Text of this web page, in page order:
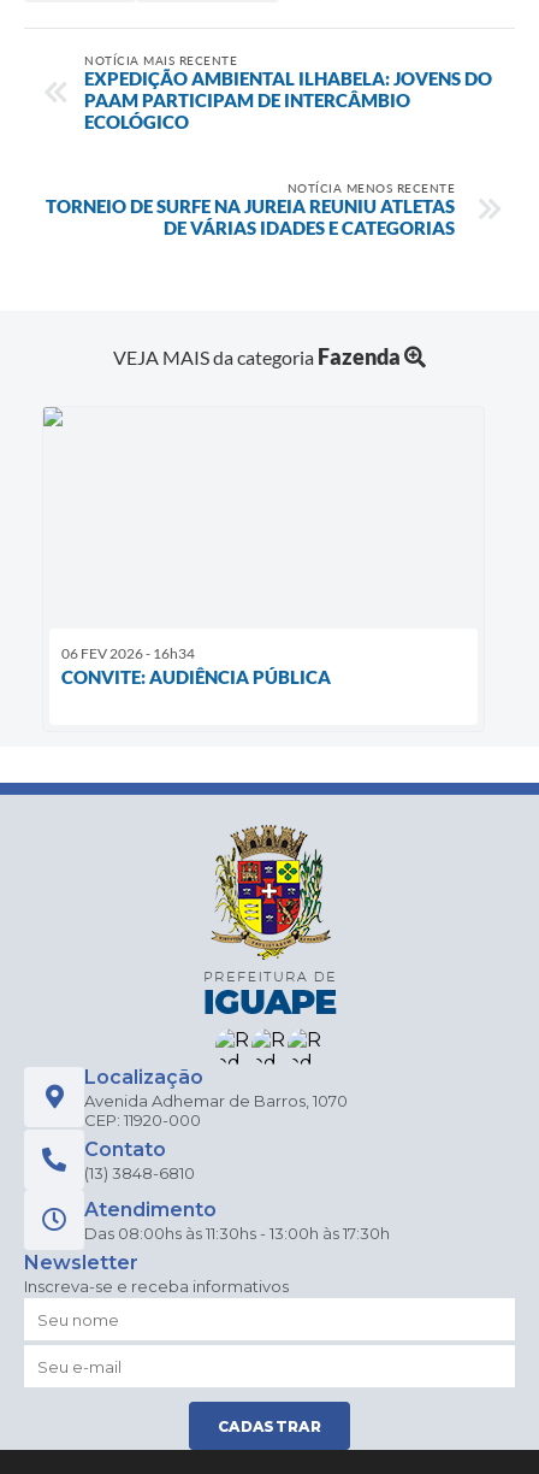
NOTÍCIA MAIS RECENTE
EXPEDIÇÃO AMBIENTAL ILHABELA: JOVENS DO
PAAM PARTICIPAM DE INTERCÂMBIO
ECOLÓGICO
NOTÍCIA MENOS RECENTE
TORNEIO DE SURFE NA JUREIA REUNIU ATLETAS
DE VÁRIAS IDADES E CATEGORIAS
VEJA MAIS da categoria Fazenda
06 FEV 2026 - 16h34
CONVITE: AUDIÊNCIA PÚBLICA
Localização
Avenida Adhemar de Barros, 1070
CEP: 11920-000
Contato
(13) 3848-6810
Atendimento
Das 08:00hs às 11:30hs - 13:00h às 17:30h
Newsletter
Inscreva-se e receba informativos
CADASTRAR